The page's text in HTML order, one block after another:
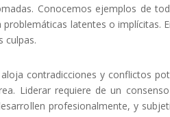
Conocemos ejemplos de
latentes o implícitas.
culpas.
contradicciones y conflictos
Liderar requiere de un
profesionalmente, y